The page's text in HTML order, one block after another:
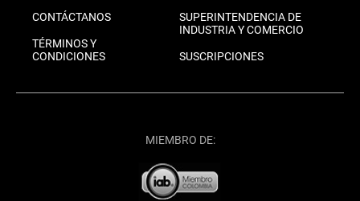
CONTÁCTANOS
TÉRMINOS Y
CONDICIONES
SUPERINTENDENCIA DE
INDUSTRIA Y COMERCIO
SUSCRIPCIONES
MIEMBRO DE: